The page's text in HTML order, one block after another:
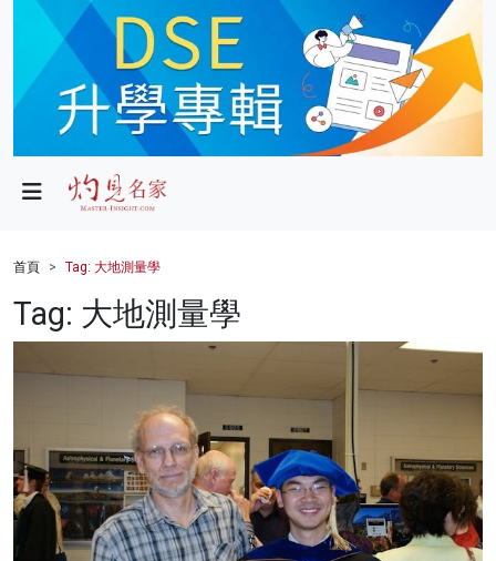
政局
財經
健康
影片
名家榜
首頁 Tag: 大地測量學
Tag: 大地測量學